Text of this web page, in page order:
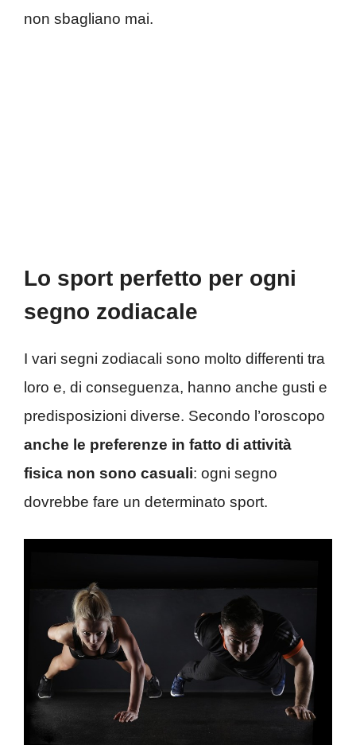
non sbagliano mai.
Lo sport perfetto per ogni
segno zodiacale
I vari segni zodiacali sono molto differenti tra
loro e, di conseguenza, hanno anche gusti e
predisposizioni diverse. Secondo l’oroscopo
anche le preferenze in fatto di attività
fisica non sono casuali: ogni segno
dovrebbe fare un determinato sport.